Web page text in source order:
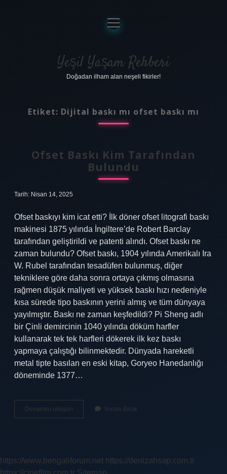
Anasayfa
Gizlilik Politikası
Yasal Uyarı
menüyü
aç
Yeşil Yaşam Rehberi
Doğadan ilham alan neşeli fikirler!
Etiket: Dijital baskı mı ofset baskı mı
Ofset Baskı Kim Tarafından
Bulundu
Tarih: Nisan 14, 2025
Ofset baskıyı kim icat etti? İlk döner ofset litografi baskı
makinesi 1875 yılında İngiltere’de Robert Barclay
tarafından geliştirildi ve patenti alındı. Ofset baskı ne
zaman bulundu? Ofset baskı, 1904 yılında Amerikalı Ira
W. Rubel tarafından tesadüfen bulunmuş, diğer
tekniklere göre daha sonra ortaya çıkmış olmasına
rağmen düşük maliyeti ve yüksek baskı hızı nedeniyle
kısa sürede tipo baskının yerini almış ve tüm dünyaya
yayılmıştır. Baskı ne zaman keşfedildi? Pi Sheng adlı
bir Çinli demircinin 1040 yılında döküm harfler
kullanarak tek tek harfleri dökerek ilk kez baskı
yapmaya çalıştığı bilinmektedir. Dünyada hareketli
metal tipte basılan en eski kitap, Goryeo Hanedanlığı
döneminde 1377…
Devamını okuyun
Baskı
Yorum Bırak
https://www.bengaliforum.net https://denizahsap.com.tr